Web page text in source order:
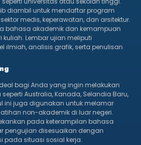
diambil untuk mendaftar program
medis, keperawatan, dan arsitektur.
bahasa akademik dan kemampuan
Lembar ujian meliputi
ilmiah, analisis grafik, serta penulisan
bagi Anda yang ingin melakukan
Australia, Kanada, Selandia Baru,
ini juga digunakan untuk melamar
non-akademik di luar negeri.
pada keterampilan bahasa
pengujian disesuaikan dengan
pada situasi sosial kerja.